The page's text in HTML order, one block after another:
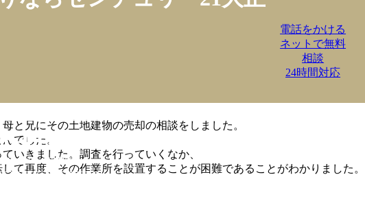
電話をかける
ネットで無料
相談
24時間対応
と兄にその土地建物の売却の相談をしました。
でした。
いきました。調査を行っていくなか、
て再度、その作業所を設置することが困難であることがわかりました。